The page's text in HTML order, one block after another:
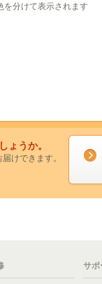
を分けて表示されます
ょうか。
けできます。
サポ